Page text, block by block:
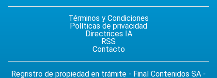
Términos y Condiciones
Políticas de privacidad
Directrices IA
RSS
Contacto
Regristro de propiedad en trámite - Final Contenidos SA -